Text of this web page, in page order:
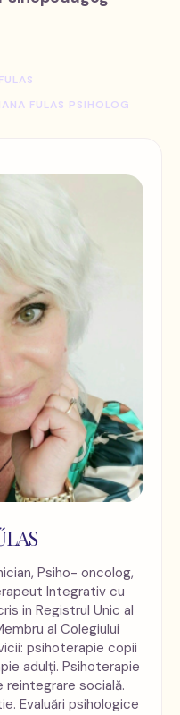
FULAS PSIHOLOG
Psiho- oncolog,
Integrativ cu
in Registrul Unic al
al Colegiului
psihoterapie copii
adulți. Psihoterapie
reintegrare socială.
Evaluări psihologice